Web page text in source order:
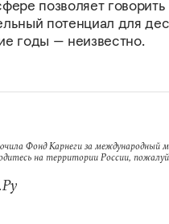
позволяет
потенциал для
годы — неизвестно.
Фонд Карнеги за международный
на территории России,